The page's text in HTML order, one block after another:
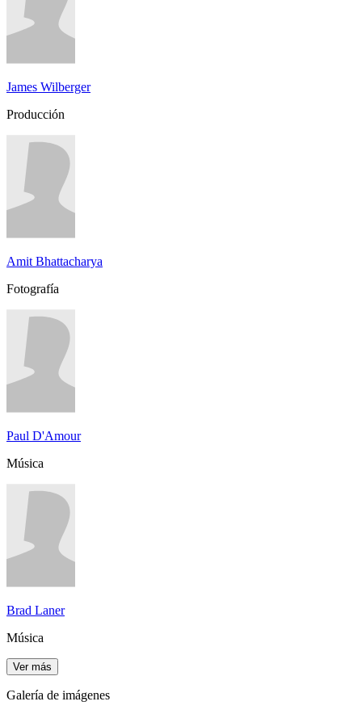
James Wilberger
Producción
Amit Bhattacharya
Fotografía
Paul D'Amour
Música
Brad Laner
Música
Ver más
Galería de imágenes